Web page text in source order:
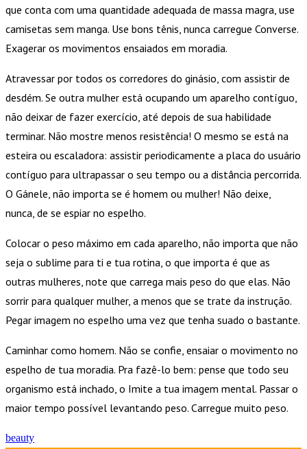
que conta com uma quantidade adequada de massa magra, use
camisetas sem manga. Use bons tênis, nunca carregue Converse.
Exagerar os movimentos ensaiados em moradia.
Atravessar por todos os corredores do ginásio, com assistir de
desdém. Se outra mulher está ocupando um aparelho contíguo,
não deixar de fazer exercício, até depois de sua habilidade
terminar. Não mostre menos resistência! O mesmo se está na
esteira ou escaladora: assistir periodicamente a placa do usuário
contíguo para ultrapassar o seu tempo ou a distância percorrida.
O Gánele, não importa se é homem ou mulher! Não deixe,
nunca, de se espiar no espelho.
Colocar o peso máximo em cada aparelho, não importa que não
seja o sublime para ti e tua rotina, o que importa é que as
outras mulheres, note que carrega mais peso do que elas. Não
sorrir para qualquer mulher, a menos que se trate da instrução.
Pegar imagem no espelho uma vez que tenha suado o bastante.
Caminhar como homem. Não se confie, ensaiar o movimento no
espelho de tua moradia. Pra fazê-lo bem: pense que todo seu
organismo está inchado, o Imite a tua imagem mental. Passar o
maior tempo possível levantando peso. Carregue muito peso.
beauty